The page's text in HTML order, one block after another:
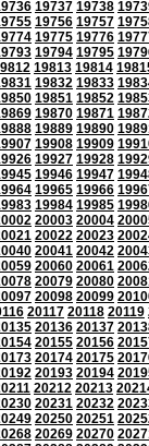
19737 19738
19756 19757
19775 19776
19794 19795
19813 19814
19832 19833
19851 19852
19870 19871
19889 19890
19908 19909
19927 19928
19946 19947
19965 19966
19984 19985
20003 20004
20022 20023
20041 20042
20060 20061
20079 20080
20098 20099
20117 20118 20119
20136 20137
20155 20156
20174 20175
20193 20194
20212 20213
20231 20232
20250 20251
20269 20270